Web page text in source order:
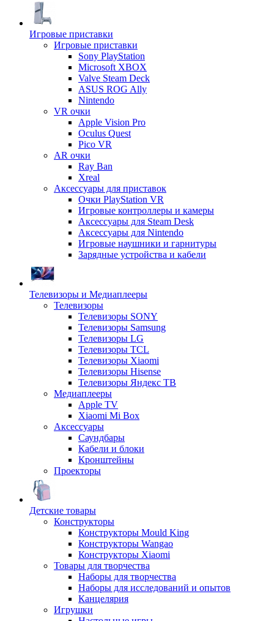
Игровые приставки
Игровые приставки
Sony PlayStation
Microsoft XBOX
Valve Steam Deck
ASUS ROG Ally
Nintendo
VR очки
Apple Vision Pro
Oculus Quest
Pico VR
AR очки
Ray Ban
Xreal
Аксессуары для приставок
Очки PlayStation VR
Игровые контроллеры и камеры
Аксессуары для Steam Desk
Аксессуары для Nintendo
Игровые наушники и гарнитуры
Зарядные устройства и кабели
Телевизоры и Медиаплееры
Телевизоры
Телевизоры SONY
Телевизоры Samsung
Телевизоры LG
Телевизоры TCL
Телевизоры Xiaomi
Телевизоры Hisense
Телевизоры Яндекс ТВ
Медиаплееры
Apple TV
Xiaomi Mi Box
Аксессуары
Саундбары
Кабели и блоки
Кронштейны
Проекторы
Детские товары
Конструкторы
Конструкторы Mould King
Конструкторы Wangao
Конструкторы Xiaomi
Товары для творчества
Наборы для творчества
Наборы для исследований и опытов
Канцелярия
Игрушки